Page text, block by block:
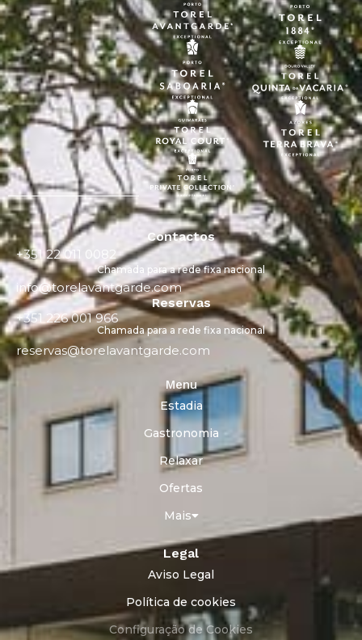
Contactos
+351 22 011 0082
Chamada para a rede fixa nacional
info@torelavantgarde.com
Reservas
+351 226 001 966
Chamada para a rede fixa nacional
reservas@torelavantgarde.com
Menu
Estadia
Gastronomia
Relaxar
Ofertas
Mais
Legal
Aviso Legal
Política de cookies
Configuração de Cookies